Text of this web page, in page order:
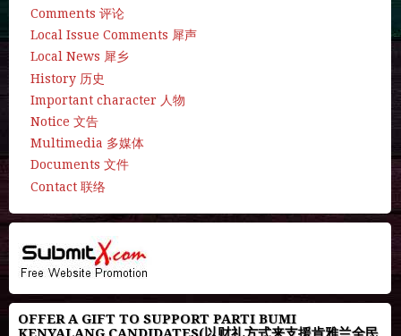
Comments 评论
Local Issue Comments 犀声
Local News 犀乡
History 历史
Important character 人物
Notice 文告
Multimedia 多媒体
Documents 文件
Contact 联络
OFFER A GIFT TO SUPPORT PARTI BUMI